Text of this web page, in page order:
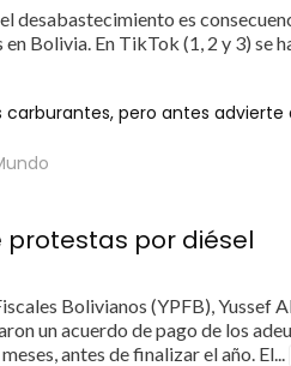
desabastecimiento es
Bolivia. En TikTok (1, 2 y 3) se
pero antes advierte
protestas por diésel
Bolivianos (YPFB), Yussef
un acuerdo de pago de los
antes de finalizar el año. El...